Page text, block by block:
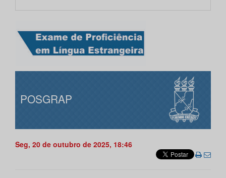
POSGRAP
Seg, 20 de outubro de 2025, 18:46